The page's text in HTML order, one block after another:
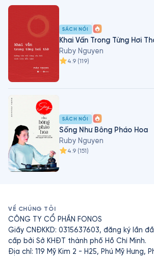
SÁCH NÓI
Khai Vấn Trong Từng Hơi
Ruby Nguyen
4.9 (119)
SÁCH NÓI
Sống Như Bông Pháo Hoa
Ruby Nguyen
4.9 (151)
VỀ CHÚNG TÔI
CÔNG TY CỔ PHẦN FONOS
Giấy CNĐKKD: 0315637603, đăng ký lần
cấp bởi Sở KHĐT thành phố Hồ Chí Minh.
Địa chỉ: 119 Mỹ Kim 2 - H25, Phú Mỹ Hưng,